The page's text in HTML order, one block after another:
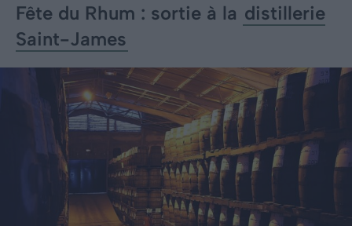
Fête du Rhum : sortie à la distillerie
Saint-James